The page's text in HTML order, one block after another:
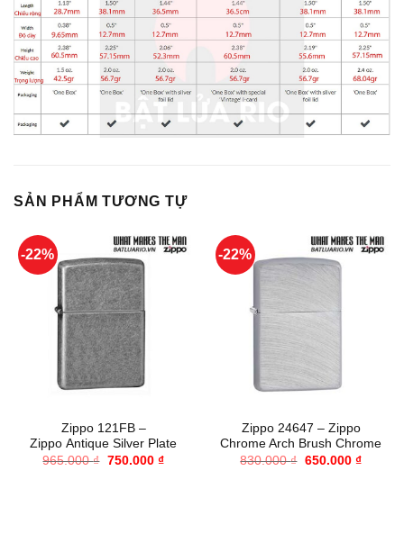
SẢN PHẨM TƯƠNG TỰ
-22%
Zippo 121FB –
Zippo Antique Silver Plate
965.000₫ Giá
750.000 ₫Giá
-22%
Zippo 24647 – Zippo
Chrome Arch Brush Chrome
830.000₫ Giá
650.000 ₫Giá